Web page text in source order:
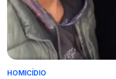
HOMICÍDIO